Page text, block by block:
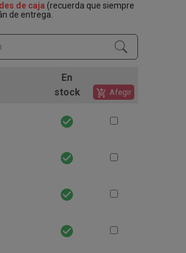
de caja (recuerda que siempre
de entrega.
En
stock
add_shopping_cart Afegir
check_circle
check_circle
check_circle
check_circle